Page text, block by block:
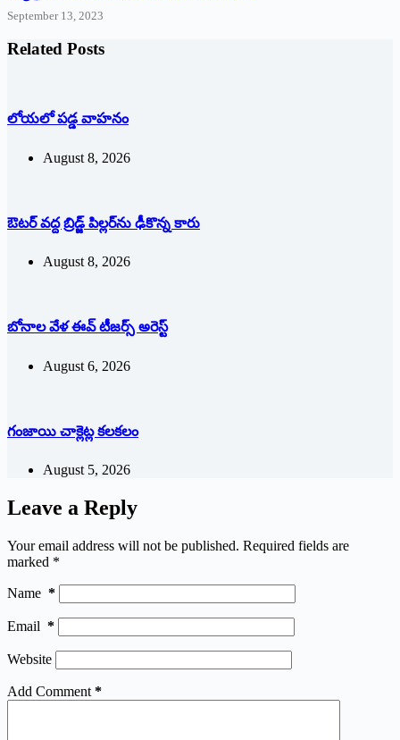
September 13, 2023
Related Posts
లోయలో పడ్డ వాహనం
August 8, 2026
ఔటర్‌ ‌వద్ద బ్రిడ్జ్ పిల్లర్‌ను ఢీకొన్న కారు
August 8, 2026
బోనాల వేళ ఈవ్‌ ‌టీజర్స్ అరెస్ట్
August 6, 2026
గంజాయి చాక్లెట్ల కలకలం
August 5, 2026
Leave a Reply
Your email address will not be published. Required fields are
marked *
Name *
Email *
Website
Add Comment *